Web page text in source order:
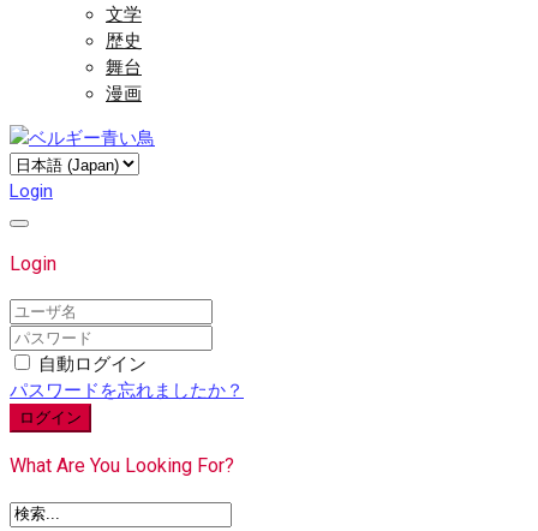
文学
歴史
舞台
漫画
Login
Login
自動ログイン
パスワードを忘れましたか？
ログイン
What Are You Looking For?